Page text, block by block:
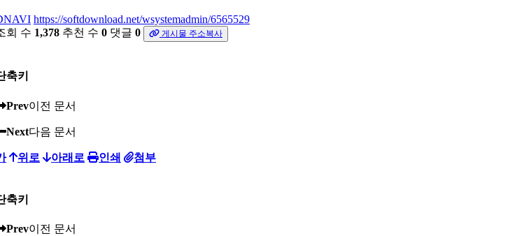
https://softdownload.net/wsystemadmin/6565529
회 수 1,378 추천 수 0 댓글 0 게시물 주소복사
축키
Prev이전 문서
Next다음 문서
위로 아래로 인쇄 첨부
축키
Prev이전 문서